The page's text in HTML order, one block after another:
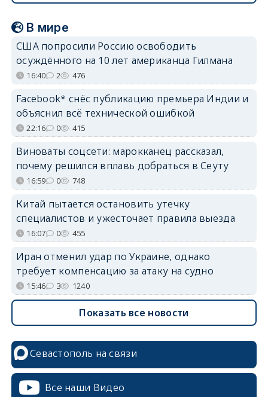
В мире
США попросили Россию освободить
осуждённого на 10 лет американца Гилмана
16:40 2 476
Facebook* снёс публикацию премьера Индии и
объяснил всё технической ошибкой
22:16 0 415
Виноваты соцсети: марокканец рассказал,
почему решился вплавь добраться в Сеуту
16:59 0 748
Китай пытается остановить утечку
специалистов и ужесточает правила выезда
16:07 0 455
Иран отменил удар по Украине, однако
требует компенсацию за атаку на судно
15:46 3 1240
Показать все новости
Севастополь на связи
Все наши Видео